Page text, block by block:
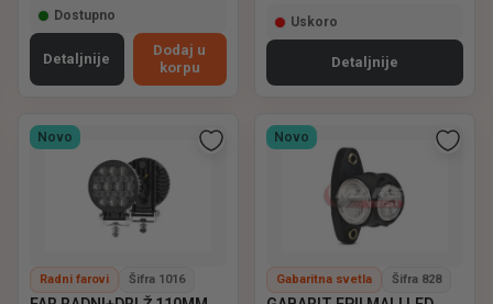
Dostupno
Detaljnije
Dodaj u
korpu
Uskoro
Detaljnije
Novo
Radni farovi Šifra 1016
Novo
Gabaritna svetla Šifra 828